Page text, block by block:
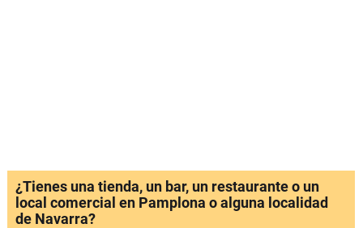
¿Tienes una tienda, un bar, un restaurante o un
local comercial en Pamplona o alguna localidad
de Navarra?